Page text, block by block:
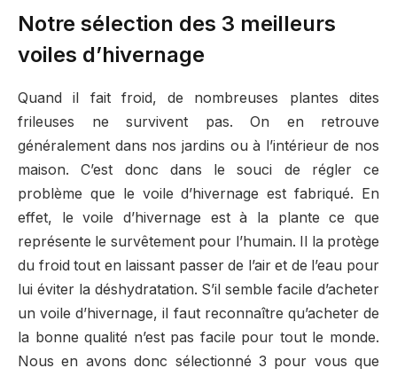
Notre sélection des 3 meilleurs
voiles d’hivernage
Quand il fait froid, de nombreuses plantes dites
frileuses ne survivent pas. On en retrouve
généralement dans nos jardins ou à l’intérieur de nos
maison. C’est donc dans le souci de régler ce
problème que le voile d’hivernage est fabriqué. En
effet, le voile d’hivernage est à la plante ce que
représente le survêtement pour l’humain. Il la protège
du froid tout en laissant passer de l’air et de l’eau pour
lui éviter la déshydratation. S’il semble facile d’acheter
un voile d’hivernage, il faut reconnaître qu’acheter de
la bonne qualité n’est pas facile pour tout le monde.
Nous en avons donc sélectionné 3 pour vous que